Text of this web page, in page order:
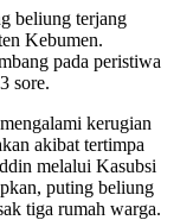
beliung terjang
Kebumen.
pada peristiwa
sore.
kerugian
akibat tertimpa
melalui Kasubsi
puting beliung
tiga rumah warga.